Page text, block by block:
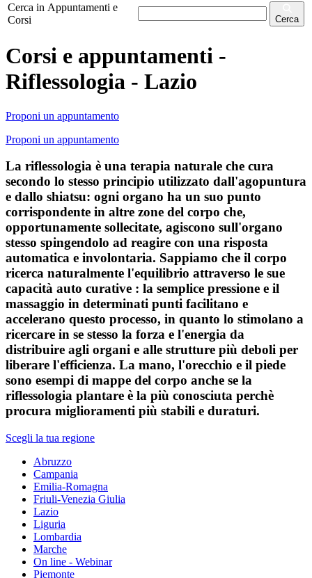
Cerca in Appuntamenti e
Corsi
Cerca
Corsi e appuntamenti -
Riflessologia - Lazio
Proponi un appuntamento
Proponi un appuntamento
La riflessologia è una terapia naturale che cura
secondo lo stesso principio utilizzato dall'agopuntura
e dallo shiatsu: ogni organo ha un suo punto
corrispondente in altre zone del corpo che,
opportunamente sollecitate, agiscono sull'organo
stesso spingendolo ad reagire con una risposta
automatica e involontaria. Sappiamo che il corpo
ricerca naturalmente l'equilibrio attraverso le sue
capacità auto curative : la semplice pressione e il
massaggio in determinati punti facilitano e
accelerano questo processo, in quanto lo stimolano a
ricercare in se stesso la forza e l'energia da
distribuire agli organi e alle strutture più deboli per
liberare l'efficienza. La mano, l'orecchio e il piede
sono esempi di mappe del corpo anche se la
riflessologia plantare è la più conosciuta perchè
procura miglioramenti più stabili e duraturi.
Scegli la tua regione
Abruzzo
Campania
Emilia-Romagna
Friuli-Venezia Giulia
Lazio
Liguria
Lombardia
Marche
On line - Webinar
Piemonte